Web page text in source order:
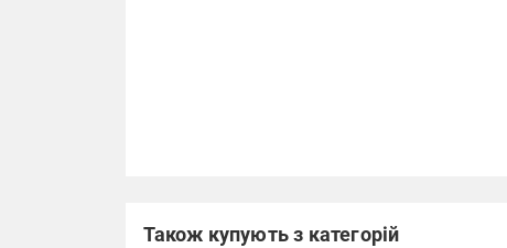
Також купують з категорій